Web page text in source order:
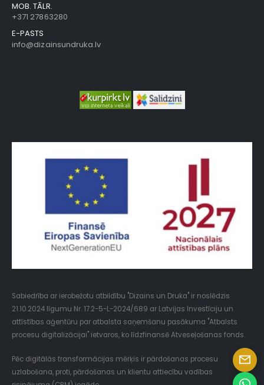
MOB. TĀLR.
+371 27863280
E-PASTS
info@dizainsundruka.lv
Sabiedrība ar ierobežotu atbildību "Dizains un Druka" ir noslēdzis
21.10.2024 līgumu Nr. 17.2-5-L-2024/689 ar Latvijas Investīciju un
attīstības aģentūru par atbalsta saņemšanu pasākuma "Atbalsts
procesu digitalizācijai" ietvaros, ko līdzfinansē Atveseļošanas fonds.
Pēc digitālās transformācijas mērķis ir pārdošanas procesu
uzlabošana, proti, pārdošanas un klientu attiecību vadības